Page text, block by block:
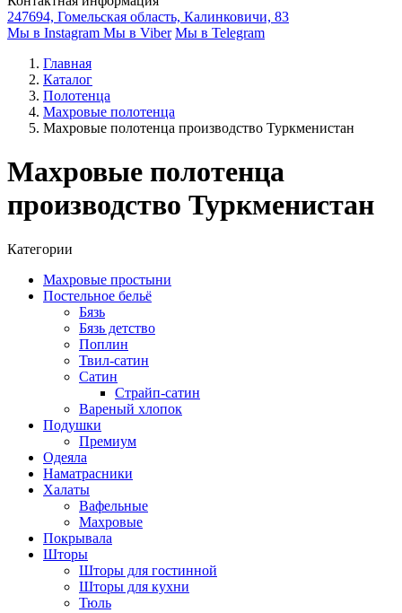
247694, Гомельская область, Калинковичи, 83
Мы в Instagram Мы в Viber Мы в Telegram
Главная
Каталог
Полотенца
Махровые полотенца
Махровые полотенца производство Туркменистан
Махровые полотенца
производство Туркменистан
Категории
Махровые простыни
Постельное бельё
Бязь
Бязь детство
Поплин
Твил-сатин
Сатин
Страйп-сатин
Вареный хлопок
Подушки
Премиум
Одеяла
Наматрасники
Халаты
Вафельные
Махровые
Покрывала
Шторы
Шторы для гостинной
Шторы для кухни
Тюль